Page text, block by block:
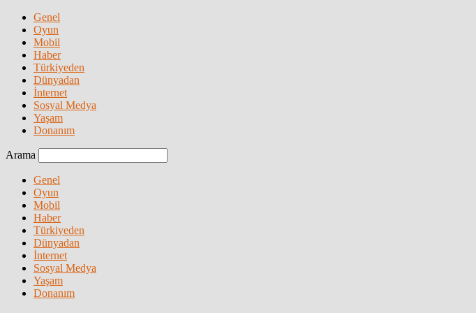
Genel
Oyun
Mobil
Haber
Türkiyeden
Dünyadan
İnternet
Sosyal Medya
Yaşam
Donanım
Arama
Genel
Oyun
Mobil
Haber
Türkiyeden
Dünyadan
İnternet
Sosyal Medya
Yaşam
Donanım